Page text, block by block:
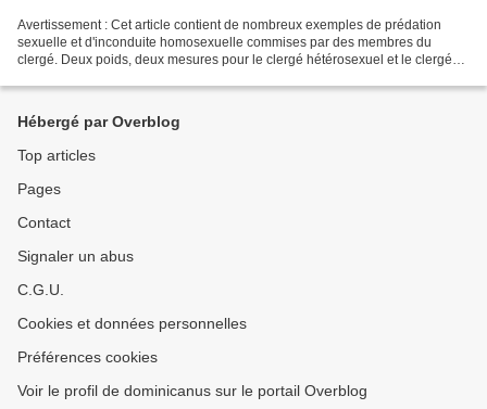
Avertissement : Cet article contient de nombreux exemples de prédation
sexuelle et d'inconduite homosexuelle commises par des membres du
clergé. Deux poids, deux mesures pour le clergé hétérosexuel et le clergé
Hébergé par Overblog
Top articles
Pages
Contact
Signaler un abus
C.G.U.
Cookies et données personnelles
Préférences cookies
Voir le profil de dominicanus sur le portail Overblog